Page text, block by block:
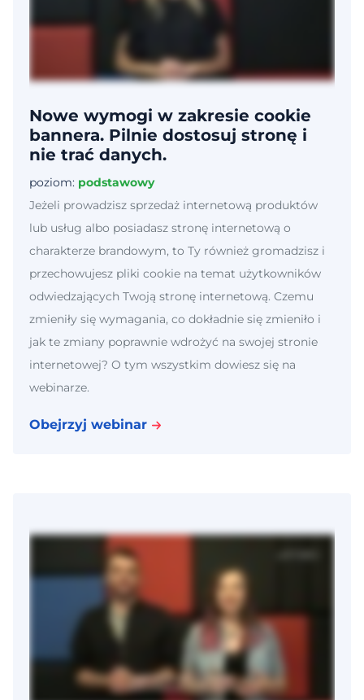
Nowe wymogi w zakresie cookie
bannera. Pilnie dostosuj stronę i
nie trać danych.
poziom: podstawowy
Jeżeli prowadzisz sprzedaż internetową produktów
lub usług albo posiadasz stronę internetową o
charakterze brandowym, to Ty również gromadzisz i
przechowujesz pliki cookie na temat użytkowników
odwiedzających Twoją stronę internetową. Czemu
zmieniły się wymagania, co dokładnie się zmieniło i
jak te zmiany poprawnie wdrożyć na swojej stronie
internetowej? O tym wszystkim dowiesz się na
webinarze.
Obejrzyj webinar